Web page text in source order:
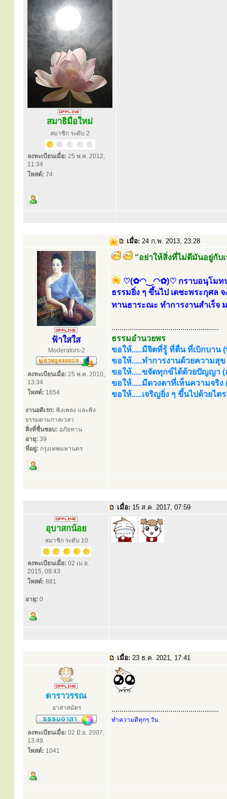
สมาธิมือใหม่
สมาชิก ระดับ 2
ลงทะเบียนเมื่อ: 25 พ.ค. 2012,
11:34
โพสต์: 74
เมื่อ: 24 ก.พ. 2013, 23:28
ฟ้าใสใส
Moderators-2
ลงทะเบียนเมื่อ: 25 พ.ค. 2010,
13:34
โพสต์: 1654
งานอดิเรก: ฟังเพลง และฟัง
ธรรมตามกาลเวลา
สิ่งที่ชื่นชอบ: อภัยทาน
อายุ: 39
ที่อยู่: กรุงเทพมหานคร
“อย่าให้สิ่งที่ไม่ดีมันอยู่กับเ
♡(✿◠‿◠✿)♡ กราบอนุโมทน
ธรรมยิ่ง ๆ ขึ้นไป เดชะพระกุศล
ทานธาระณะ ทำการงานสำเร็จ
.....................................................
ธรรมอำนวยพร
ขอให้.....มีจิตที่รู้ ที่ตื่น ที่เบิกบาน
ขอให้.....ทำการงานด้วยความสุ
ขอให้.....ขจัดทุกข์ได้ด้วยปัญญา (
ขอให้.....มีดวงตาที่เห็นความจริ
ขอให้.....เจริญยิ่ง ๆ ขึ้นไปด้วยไ
เมื่อ: 15 ส.ค. 2017, 07:59
อุบาสกน้อย
สมาชิก ระดับ 10
ลงทะเบียนเมื่อ: 02 เม.ย.
2015, 09:43
โพสต์: 881
อายุ: 0
เมื่อ: 23 ธ.ค. 2021, 17:41
ดาราวรรณ
อาสาสมัคร
ลงทะเบียนเมื่อ: 02 มิ.ย. 2007,
13:49
โพสต์: 1041
.....................................................
ทำความดีทุกๆ วัน